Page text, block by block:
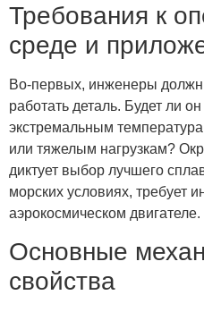
Требования к
среде и
Во-первых, инженеры
работать деталь. Будет ли
экстремальным
или тяжелым нагрузкам?
диктует выбор лучшего
морских условиях, требует
аэрокосмическом двигателе.
Основные
свойства